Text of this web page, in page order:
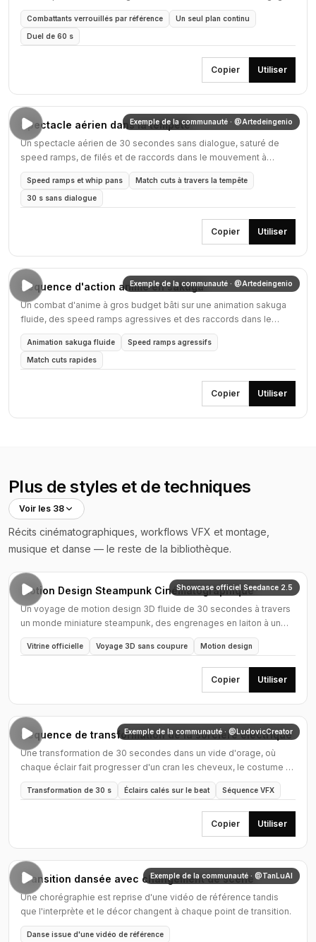
visuel et non les personnages.
Combattants verrouillés par référence Un seul plan continu
Duel de 60 s
Copier Utiliser
Exemple de la communauté · @Artedeingenio
Spectacle aérien dans la tempête
Un spectacle aérien de 30 secondes sans dialogue, saturé de
speed ramps, de filés et de raccords dans le mouvement à
travers des nuages d'orage volumétriques.
Speed ramps et whip pans Match cuts à travers la tempête
30 s sans dialogue
Copier Utiliser
Exemple de la communauté · @Artedeingenio
Séquence d'action anime en sakuga
Un combat d'anime à gros budget bâti sur une animation sakuga
fluide, des speed ramps agressives et des raccords dans le
mouvement rapides.
Animation sakuga fluide Speed ramps agressifs
Match cuts rapides
Copier Utiliser
Plus de styles et de techniques
Voir les 38
Récits cinématographiques, workflows VFX et montage,
musique et danse — le reste de la bibliothèque.
Showcase officiel Seedance 2.5
Motion Design Steampunk Cinématographique
Un voyage de motion design 3D fluide de 30 secondes à travers
un monde miniature steampunk, des engrenages en laiton à un
navire mécanique et une lune lumineuse.
Vitrine officielle Voyage 3D sans coupure Motion design
Copier Utiliser
Exemple de la communauté · @LudovicCreator
Séquence de transformation de la sorcière électrique
Une transformation de 30 secondes dans un vide d'orage, où
chaque éclair fait progresser d'un cran les cheveux, le costume et
le pouvoir du personnage.
Transformation de 30 s Éclairs calés sur le beat Séquence VFX
Copier Utiliser
Exemple de la communauté · @TanLuAI
Transition dansée avec changement de scène
Une chorégraphie est reprise d'une vidéo de référence tandis
que l'interprète et le décor changent à chaque point de transition.
Danse issue d'une vidéo de référence